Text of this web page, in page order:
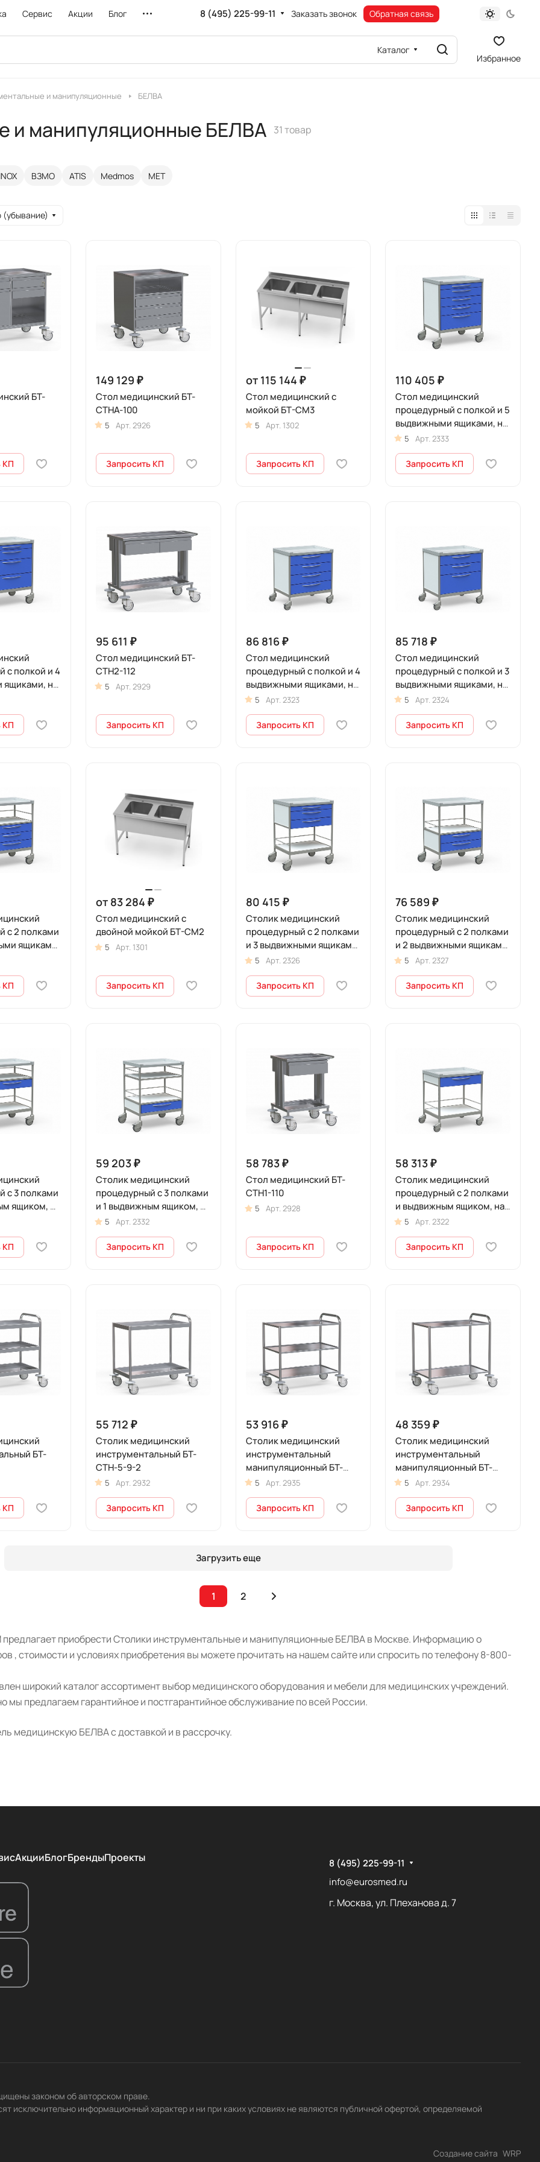
Сервис Акции Блог 8 (495) 225-99-11 Заказать звонок Обратная связь
Каталог
Избранное
и манипуляционные БЕЛВА
и манипуляционные БЕЛВА 31 товар
ВЗМО ATIS Medmos MET
БТ-
КП
149 129 ₽
Стол медицинский БТ-
СТНА-100
5 Арт. 2926
Запросить КП
от 115 144 ₽
Стол медицинский с
мойкой БТ-СМ3
5 Арт. 1302
Запросить КП
110 405 ₽
Стол медицинский
процедурный с полкой и 5
выдвижными ящиками, на
колесах, БТ-СТНА-365
5 Арт.2333
Запросить КП
с полкой и 4
ящиками, на
366
КП
95 611 ₽
Стол медицинский БТ-
СТН2-112
5 Арт. 2929
Запросить КП
86 816 ₽
Стол медицинский
процедурный с полкой и 4
выдвижными ящиками, на
колесах, БТ-СТНА-374-
5 Арт. 2323
Запросить КП
85 718 ₽
Стол медицинский
процедурный с полкой и 3
выдвижными ящиками, на
колесах, БТ-СТН3-375-
5 Арт. 2324
Запросить КП
с 2 полками
ящиками,
СТН3-341
КП
от 83 284 ₽
Стол медицинский с
двойной мойкой БТ-СМ2
5 Арт. 1301
Запросить КП
80 415 ₽
Столик медицинский
процедурный с 2 полками
и 3 выдвижными ящиками,
на колесах, БТ-СТН3-338
5 Арт. 2326
Запросить КП
76 589 ₽
Столик медицинский
процедурный с 2 полками
и 2 выдвижными ящиками,
на колесах, БТ-СТН2-340
5 Арт.2327
Запросить КП
с 3 полками
ящиком, на
342
КП
59 203 ₽
Столик медицинский
процедурный с 3 полками
и 1 выдвижным ящиком, на
колесах, БТ-СТН1-344
5 Арт. 2332
Запросить КП
58 783 ₽
Стол медицинский БТ-
СТН1-110
5 Арт. 2928
Запросить КП
58 313 ₽
Столик медицинский
процедурный с 2 полками
и выдвижным ящиком, на
колесах, БТ-СТН1-373-
5 Арт.2322
Запросить КП
БТ-
КП
55 712 ₽
Столик медицинский
инструментальный БТ-
СТН-5-9-2
5 Арт. 2932
Запросить КП
53 916 ₽
Столик медицинский
инструментальный
манипуляционный БТ-
СТН-135
5 Арт. 2935
Запросить КП
48 359 ₽
Столик медицинский
инструментальный
манипуляционный БТ-
СТН-130
5 Арт.2934
Запросить КП
Загрузить еще
1 2
предлагает приобрести Столики инструментальные и манипуляционные БЕЛВА в Москве. Информацию о
, стоимости и условиях приобретения вы можете прочитать на нашем сайте или спросить по телефону 8-800-
широкий каталог ассортимент выбор медицинского оборудования и мебели для медицинских учреждений.
мы предлагаем гарантийное и постгарантийное обслуживание по всей России.
медицинскую БЕЛВА с доставкой и в рассрочку.
АкцииБлогБрендыПроекты
8 (495) 225-99-11
info@eurosmed.ru
г. Москва, ул. Плеханова д. 7
законом об авторском праве.
исключительно информационный характер и ни при каких условиях не являются публичной офертой, определяемой
Создание сайта WRP